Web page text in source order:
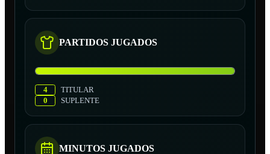
PARTIDOS JUGADOS
4
TITULAR
0
SUPLENTE
MINUTOS JUGADOS